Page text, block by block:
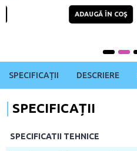
ADAUGĂ ÎN COŞ
SPECIFICAȚII DESCRIERE
SPECIFICAȚII
SPECIFICATII TEHNICE